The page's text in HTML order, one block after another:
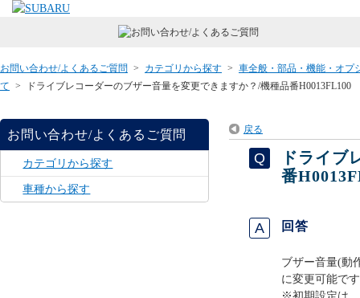
お問い合わせ/よくあるご質問 > カテゴリから探す > 車全般・部品・機能・オプ
て > ドライブレコーダーのブザー音量を変更できますか？/機種品番H0013FL100
お問い合わせ/よくあるご質問
カテゴリから探す
車種から探す
戻る
ドライブ
番
回答
ブザー音量(動
に変更可能で